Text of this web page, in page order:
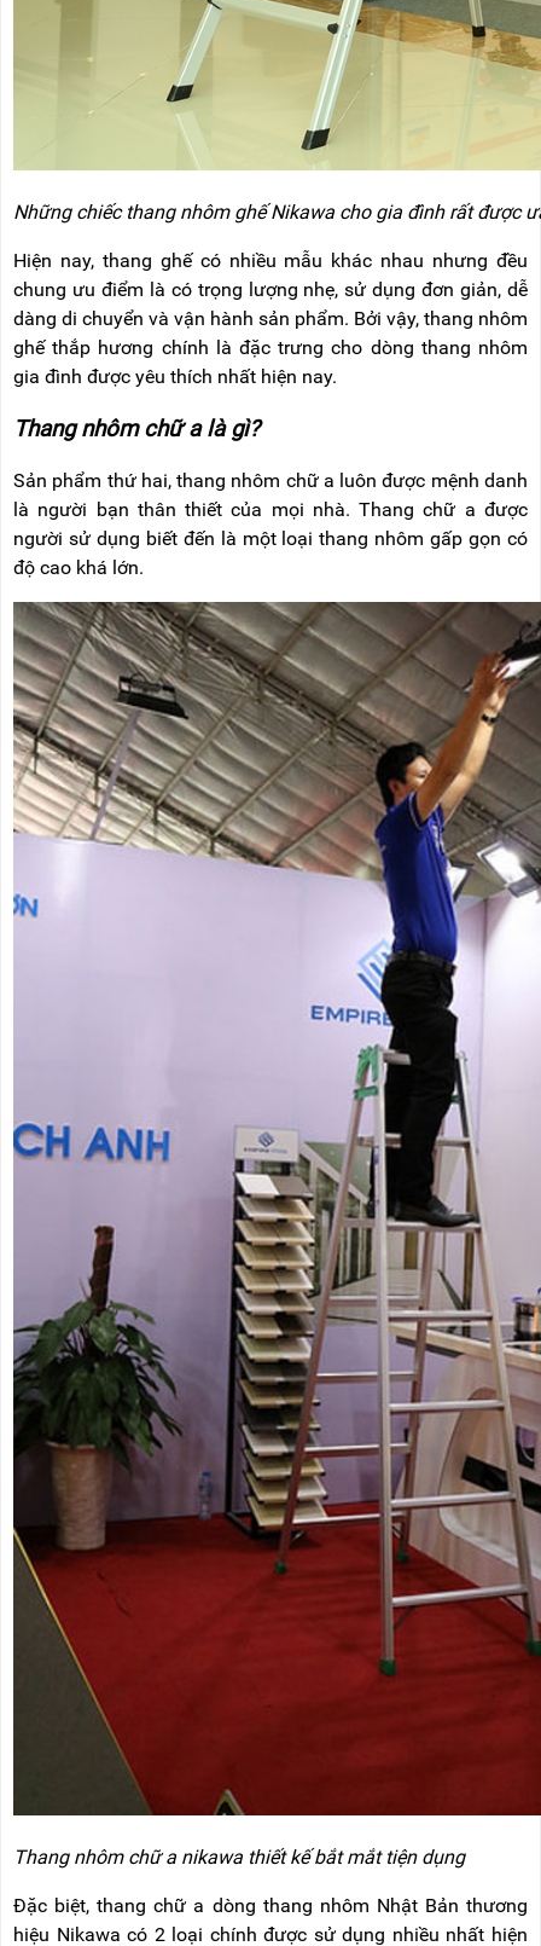
Những chiếc thang nhôm ghế Nikawa cho gia đình rất được
Hiện nay, thang ghế có nhiều mẫu khác nhau nhưng đều
chung ưu điểm là có trọng lượng nhẹ, sử dụng đơn giản, dễ
dàng di chuyển và vận hành sản phẩm. Bởi vậy, thang nhôm
ghế thắp hương chính là đặc trưng cho dòng thang nhôm
gia đình được yêu thích nhất hiện nay.
Thang nhôm chữ a là gì?
Sản phẩm thứ hai, thang nhôm chữ a luôn được mệnh danh
là người bạn thân thiết của mọi nhà. Thang chữ a được
người sử dụng biết đến là một loại thang nhôm gấp gọn có
độ cao khá lớn.
Thang nhôm chữ a nikawa thiết kế bắt mắt tiện dụng
Đặc biệt, thang chữ a dòng thang nhôm Nhật Bản thương
hiệu Nikawa có 2 loại chính được sử dụng nhiều nhất hiện